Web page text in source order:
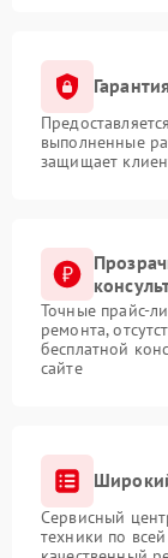
выполненные
защищает
Точные прайс-
ремонта,
бесплатной
сайте
Сервисный
техники по